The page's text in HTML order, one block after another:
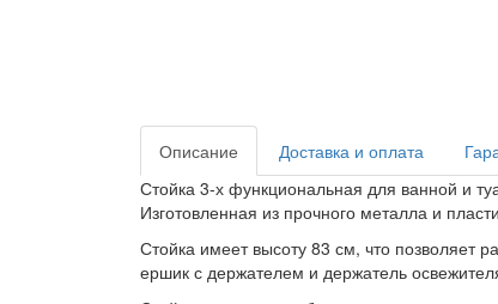
Описание Доставка и оплата
Стойка 3-х функциональная для ванной и
Изготовленная из прочного металла и
Стойка имеет высоту 83 см, что позволяет
ершик с держателем и держатель